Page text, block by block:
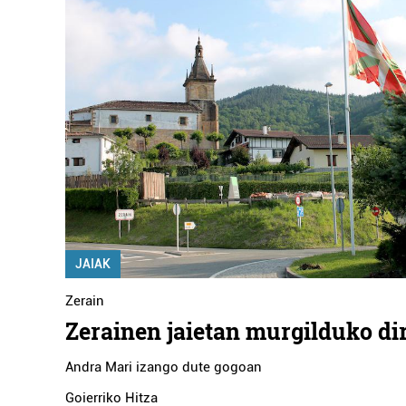
JAIAK
Zerain
Zerainen jaietan murgilduko
Andra Mari izango dute gogoan
Goierriko Hitza